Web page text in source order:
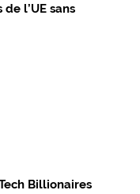
l’UE sans
Billionaires